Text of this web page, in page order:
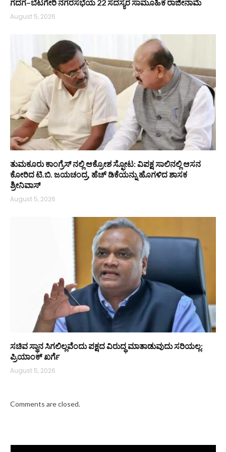
ಗದಗ–ಬೆಟಗೇರಿ ನಗರಸಭೆಯ 22 ಸದಸ್ಯರ ಸಾಮೂಹಿಕ ರಾಜೀನಾಮೆ
August 5, 2026
ತುಮಕೂರು ಕಾಂಗ್ರೆಸ್ ನಲ್ಲಿ ಆಕ್ರೋಶ ಸ್ಫೋಟ: ವಿಪಕ್ಷ ಸಾಲಿನಲ್ಲಿ ಆಸನ
ಕೋರಿದ ಟಿ.ಬಿ. ಜಯಚಂದ್ರ, ಹೆಚ್ ಡಿಕೆಯನ್ನು ಹೊಗಳಿದ ಶಾಸಕ
ಶ್ರೀನಿವಾಸ್
August 5, 2026
ಸಚಿವ ಸ್ಥಾನ ಸಿಗಲಿಲ್ಲವೆಂದು ಪಕ್ಷದ ವಿರುದ್ಧ ಮಾತಾಡುವುದು ಸರಿಯಲ್ಲ:
ಪ್ರಿಯಾಂಕ್ ಖರ್ಗೆ
August 5, 2026
Comments are closed.